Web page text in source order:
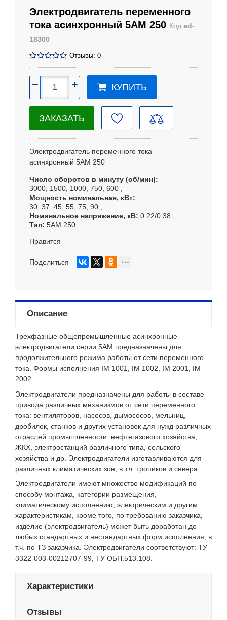
Электродвигатель переменного
тока асинхронный 5АМ 250 Код ed-
18300
Отзывы: 0
− + КУПИТЬ
ЗАКАЗАТЬ
Электродвигатель переменного тока
асинхронный 5АМ 250
Число оборотов в минуту (об/мин)
3000, 1500, 1000, 750, 600
Мощность номинальная, кВт
30, 37, 45, 55, 75, 90
Номинальное напряжение, кВ 0.22/0.38
Тип 5АМ 250
Нравится
Поделиться
Описание
Трехфазные общепромышленные асинхронные
электродвигатели серии 5АМ предназначены для
продолжительного режима работы от сети переменного
тока. Формы исполнения IM 1001, IM 1002, IM 2001, IM
2002.
Электродвигатели предназначены для работы в составе
привода различных механизмов от сети переменного
тока: вентиляторов, насосов, дымососов, мельниц,
дробилок, станков и других установок для нужд различных
отраслей промышленности: нефтегазового хозяйства,
ЖКХ, электростанций различного типа, сельского
хозяйства и др. Электродвигатели изготавливаются для
различных климатических зон, в т.ч. тропиков и севера.
Электродвигатели имеют множество модификаций по
способу монтажа, категории размещения,
климатическому исполнению, электрическим и другим
характеристикам, кроме того, по требованию заказчика,
изделие (электродвигатель) может быть доработан до
любых стандартных и нестандартных форм исполнения, в
т.ч. по ТЗ заказчика.
Электродвигатели соответствуют: ТУ
3322-003-00212707-99, ТУ ОБН.513.108.
Характеристики
Отзывы